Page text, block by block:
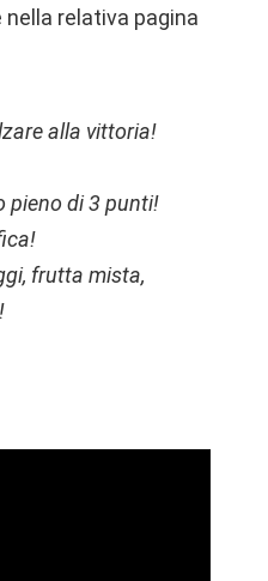
relativa pagina
alla vittoria!
pieno di 3 punti!
frutta mista,